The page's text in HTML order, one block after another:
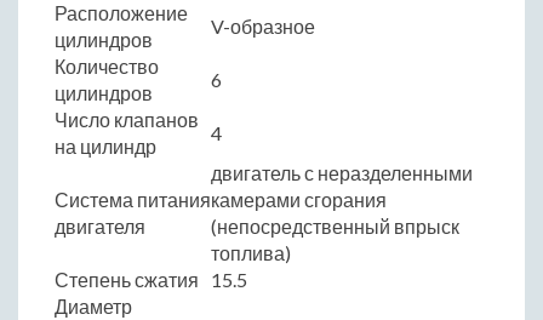
Расположение
цилиндров
V-образное
Количество
цилиндров
6
Число клапанов
на цилиндр
4
Система питания
двигателя
двигатель с неразделенными
камерами сгорания
(непосредственный впрыск
топлива)
Степень сжатия
15.5
Диаметр